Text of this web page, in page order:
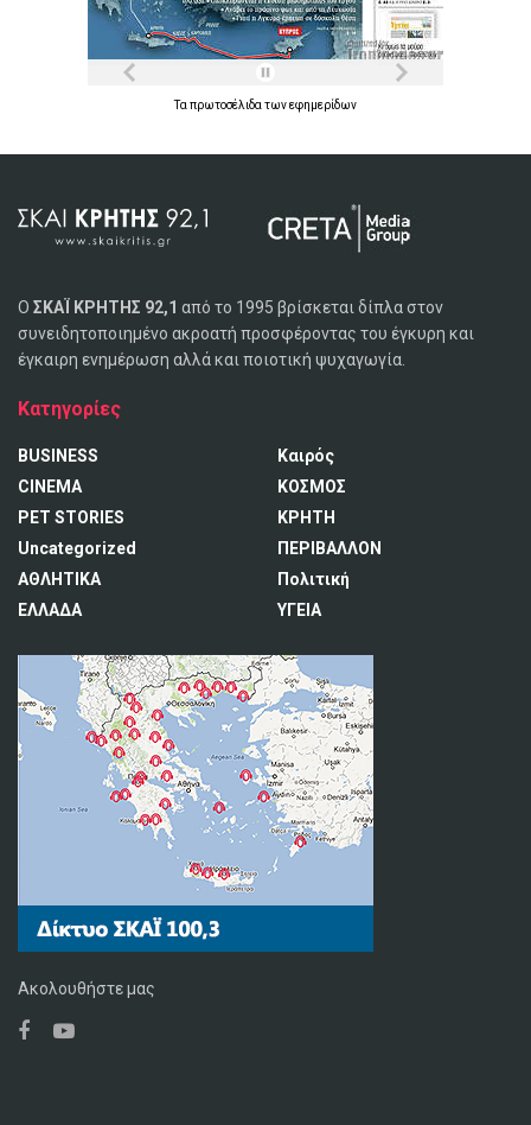
Τα πρωτοσέλιδα τωνεφημερίδων
Ο ΣΚΑΪ ΚΡΗΤΗΣ 92,1 από το 1995 βρίσκεται δίπλα στον
συνειδητοποιημένο ακροατή προσφέροντας του έγκυρη και
έγκαιρη ενημέρωση αλλά και ποιοτική ψυχαγωγία.
Κατηγορίες
BUSINESS
CINEMA
PET STORIES
Uncategorized
ΑΘΛΗΤΙΚΑ
ΕΛΛΑΔΑ
Καιρός
ΚΟΣΜΟΣ
ΚΡΗΤΗ
ΠΕΡΙΒΑΛΛΟΝ
Πολιτική
ΥΓΕΙΑ
Ακολουθήστε μας